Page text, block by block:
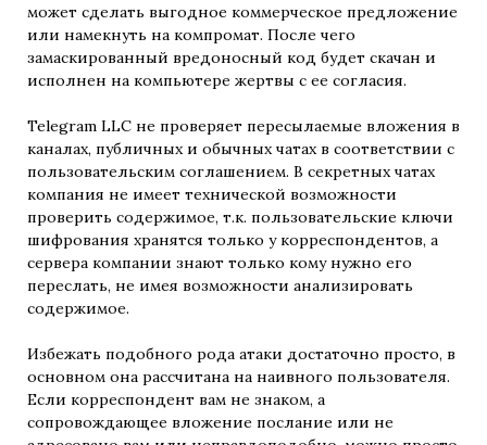
может сделать выгодное коммерческое предложение
или намекнуть на компромат. После чего
замаскированный вредоносный код будет скачан и
исполнен на компьютере жертвы с ее согласия.
Telegram LLC не проверяет пересылаемые вложения в
каналах, публичных и обычных чатах в соответствии с
пользовательским соглашением. В секретных чатах
компания не имеет технической возможности
проверить содержимое, т.к. пользовательские ключи
шифрования хранятся только у корреспондентов, а
сервера компании знают только кому нужно его
переслать, не имея возможности анализировать
содержимое.
Избежать подобного рода атаки достаточно просто, в
основном она рассчитана на наивного пользователя.
Если корреспондент вам не знаком, а
сопровождающее вложение послание или не